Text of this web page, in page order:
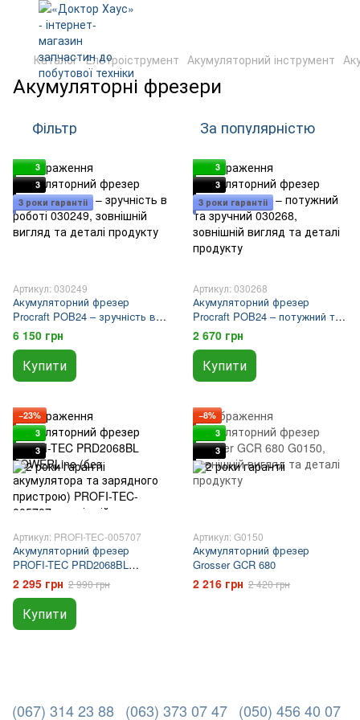
Каталог Елетроіструмент Акумуляторний інструмент
Акумуляторні фрезери
Фільтр За популярністю
3
3
3 роки гарантіі
Артикул: 030249
Акумуляторний фрезер
Procraft POB24 – зручність в
роботі
6 150 грн
Купити
3
3
3 роки гарантіі
Артикул: 030268
Акумуляторний фрезер
Procraft POB24 – потужний та
зручний
2 670 грн
Купити
−23%
3
3
Артикул: PROFI-TEC-005707
Акумуляторний фрезер
PROFI-TEC PRD2068BL
POWERLine (без акумулятора
та зарядного пристрою)
2 295 грн 2 990 грн
Купити
−8%
3
3
Артикул: G0150
Акумуляторний фрезер
Grosser GCR 680
2 216 грн 2 420 грн
(067) 314 23 88 (063) 373 07 47 (050) 456 40 07